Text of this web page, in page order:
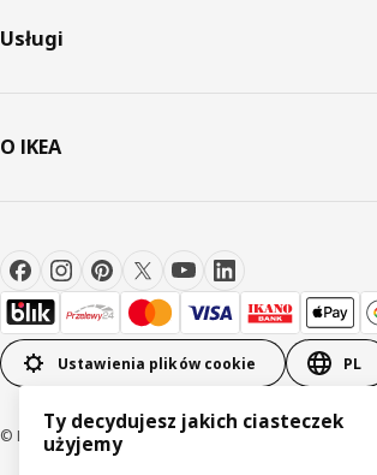
Usługi
O IKEA
Ustawienia plików cookie PL
© Inter IKEA Systems B.V 1999-2026
Ty decydujesz jakich ciasteczek
użyjemy